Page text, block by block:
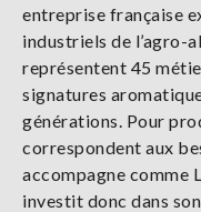
entreprise française
industriels de l’agro-
représentent 45
signatures
générations. Pour
correspondent aux
accompagne comme
investit donc dans